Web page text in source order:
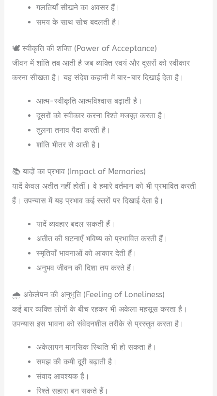
गलतियाँ सीखने का अवसर हैं।
समय के साथ सोच बदलती है।
🕊️ स्वीकृति की शक्ति (Power of Acceptance)
जीवन में शांति तब आती है जब व्यक्ति स्वयं और दूसरों को स्वीकार
करना सीखता है। यह संदेश कहानी में बार-बार दिखाई देता है।
आत्म-स्वीकृति आत्मविश्वास बढ़ाती है।
दूसरों को स्वीकार करना रिश्ते मजबूत करता है।
तुलना तनाव पैदा करती है।
शांति भीतर से आती है।
📚 यादों का प्रभाव (Impact of Memories)
यादें केवल अतीत नहीं होतीं। वे हमारे वर्तमान को भी प्रभावित करती
हैं। उपन्यास में यह प्रभाव कई स्तरों पर दिखाई देता है।
यादें व्यवहार बदल सकती हैं।
अतीत की घटनाएँ भविष्य को प्रभावित करती हैं।
स्मृतियाँ भावनाओं को आकार देती हैं।
अनुभव जीवन की दिशा तय करते हैं।
🌧️ अकेलेपन की अनुभूति (Feeling of Loneliness)
कई बार व्यक्ति लोगों के बीच रहकर भी अकेला महसूस करता है।
उपन्यास इस भावना को संवेदनशील तरीके से प्रस्तुत करता है।
अकेलापन मानसिक स्थिति भी हो सकता है।
समझ की कमी दूरी बढ़ाती है।
संवाद आवश्यक है।
रिश्ते सहारा बन सकते हैं।